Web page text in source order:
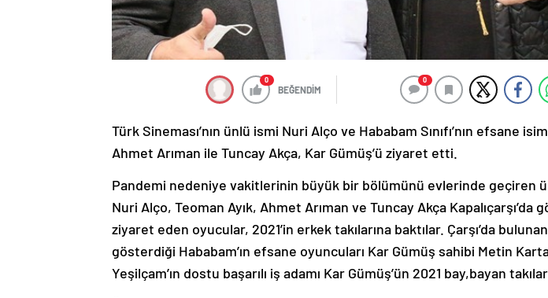
0
BEĞENDİM
0
Türk Sineması’nın ünlü ismi Nuri Alço ve Hababam Sınıfı’nın efsane
Ahmet Arıman ile Tuncay Akça, Kar Gümüş’ü ziyaret etti.
Pandemi nedeniye vakitlerinin büyük bir bölümünü evlerinde geçiren
Nuri Alço, Teoman Ayık, Ahmet Arıman ve Tuncay Akça Kapalıçarşı’da
ziyaret eden oyucular, 2021’in erkek takılarına baktılar. Çarşı’da
gösterdiği Hababam’ın efsane oyuncuları Kar Gümüş sahibi Metin
Yeşilçam’ın dostu başarılı iş adamı Kar Gümüş’ün 2021 bay,bayan